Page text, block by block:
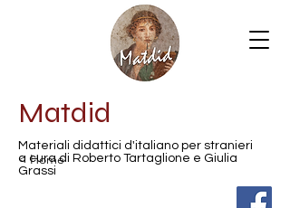
Matdid
Materiali didattici d'italiano per stranieri
a cura di Roberto Tartaglione e Giulia
Grassi
< Home